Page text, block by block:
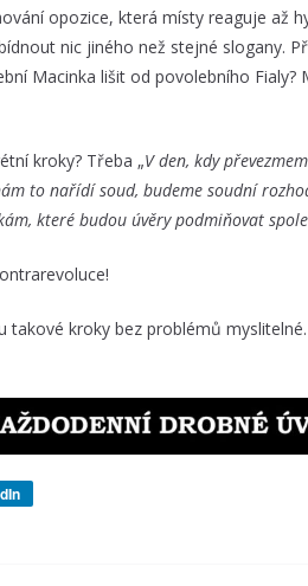
opozice, která místy reaguje až
nic jiného než stejné slogany.
Macinka lišit od povolebního
kroky? Třeba „V den, kdy
to nařídí soud, budeme soudní
které budou úvěry podmiňovat
takové kroky bez problémů